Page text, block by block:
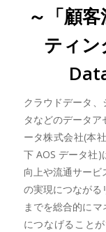
～「顧
ティン
クラウドデータ
タなどのデータ
ータ株式会社(本
下 AOS データ社
向上や流通サー
の実現につながる
までを総合的に
につなげること